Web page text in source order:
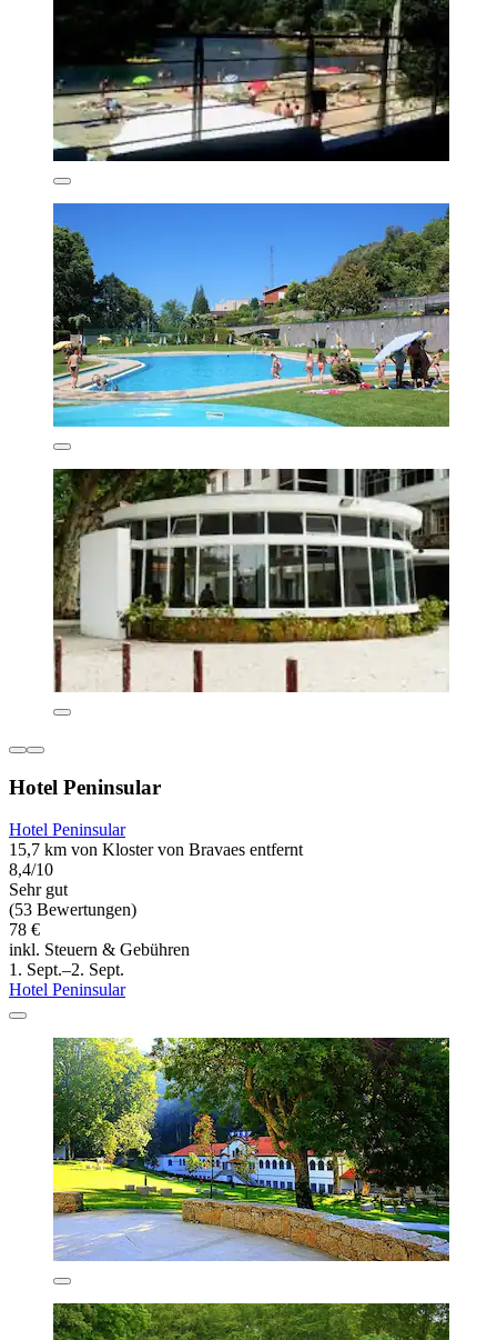
Hotel Peninsular
Hotel Peninsular
15,7 km von Kloster von Bravaes entfernt
8,4/10
Sehr gut
(53 Bewertungen)
78 €
inkl. Steuern & Gebühren
1. Sept.–2. Sept.
Hotel Peninsular